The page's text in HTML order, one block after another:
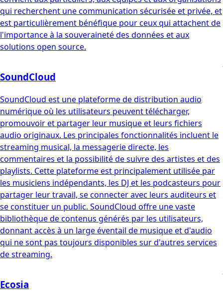
qui recherchent une communication sécurisée et privée, et
est particulièrement bénéfique pour ceux qui attachent de
l'importance à la souveraineté des données et aux
solutions open source.
SoundCloud
SoundCloud est une plateforme de distribution audio
numérique où les utilisateurs peuvent télécharger,
promouvoir et partager leur musique et leurs fichiers
audio originaux. Les principales fonctionnalités incluent le
streaming musical, la messagerie directe, les
commentaires et la possibilité de suivre des artistes et des
playlists. Cette plateforme est principalement utilisée par
les musiciens indépendants, les DJ et les podcasteurs pour
partager leur travail, se connecter avec leurs auditeurs et
se constituer un public. SoundCloud offre une vaste
bibliothèque de contenus générés par les utilisateurs,
donnant accès à un large éventail de musique et d'audio
qui ne sont pas toujours disponibles sur d'autres services
de streaming.
Ecosia